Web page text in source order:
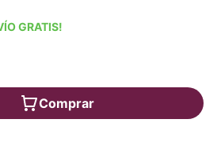
GRATIS!
Comprar